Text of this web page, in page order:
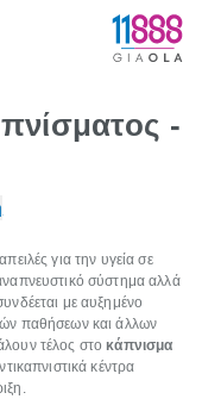
-
για την υγεία σε
σύστημα αλλά
με αυξημένο
παθήσεων και άλλων
τέλος στο κάπνισμα
κέντρα